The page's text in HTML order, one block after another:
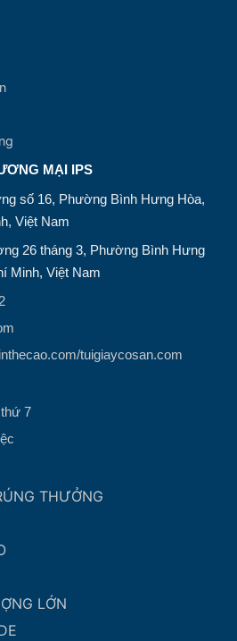
MẠI IPS
số 16, Phường Bình Hưng Hòa,
Việt Nam
26 tháng 3, Phường Bình Hưng
Minh, Việt Nam
tuigiaycosan.com
7
THƯỞNG
LỚN